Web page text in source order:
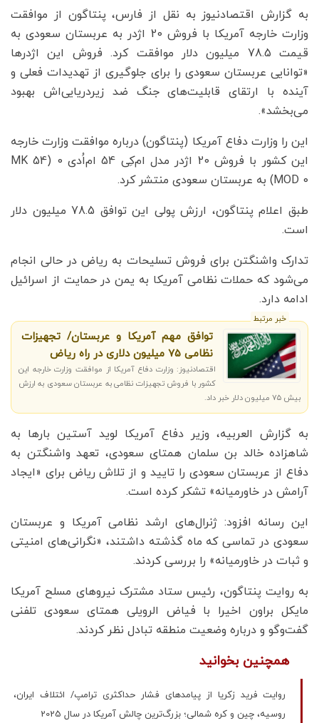
به گزارش اقتصادنیوز به نقل از فارس، پنتاگون از موافقت
وزارت خارجه آمریکا با فروش 20 اژدر به عربستان سعودی به
قیمت 78.5 میلیون دلار موافقت کرد. فروش این اژدرها
«توانایی عربستان سعودی را برای جلوگیری از تهدیدات فعلی و
آینده با ارتقای قابلیت‌های جنگ ضد زیردریایی‌اش بهبود
می‌بخشد».
این را وزارت دفاع آمریکا (پنتاگون) درباره موافقت وزارت خارجه
این کشور با فروش 20 اژدر مدل ام‌کِی 54 ام‌اُدی 0 (MK 54
MOD 0) به عربستان سعودی منتشر کرد.
طبق اعلام پنتاگون، ارزش پولی این توافق 78.5 میلیون دلار
است.
تدارک واشنگتن برای فروش تسلیحات به ریاض در حالی انجام
می‌شود که حملات نظامی آمریکا به یمن در حمایت از اسرائیل
ادامه دارد.
خبر مرتبط
توافق مهم آمریکا و عربستان/ تجهیزات
نظامی 75 میلیون دلاری در راه ریاض
اقتصادنیوز: وزارت دفاع آمریکا از موافقت وزارت خارجه این
کشور با فروش تجهیزات نظامی به عربستان سعودی به ارزش
بیش ۷۵ میلیون دلار خبر داد.
به گزارش العربیه، وزیر دفاع آمریکا لوید آستین بارها به
شاهزاده خالد بن سلمان همتای سعودی، تعهد واشنگتن به
دفاع از عربستان سعودی را تایید و از تلاش ریاض برای «ایجاد
آرامش در خاورمیانه» تشکر کرده است.
این رسانه افزود: ژنرال‌های ارشد نظامی آمریکا و عربستان
سعودی در تماسی که ماه گذشته داشتند، «نگرانی‌های امنیتی
و ثبات در خاورمیانه» را بررسی کردند.
به روایت پنتاگون، رئیس ستاد مشترک نیروهای مسلح آمریکا
مایکل براون اخیرا با فیاض الرویلی همتای سعودی تلفنی
گفت‌و‌گو و درباره وضعیت منطقه تبادل نظر کردند.
همچنین بخوانید
روایت فرید زکریا از پیامدهای فشار حداکثری ترامپ/ ائتلاف ایران،
روسیه، چین و کره شمالی؛ بزرگ‌ترین چالش آمریکا در سال 2025